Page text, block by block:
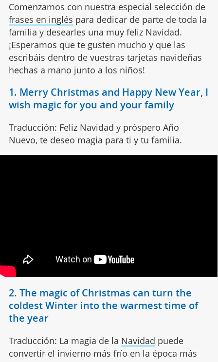
Comenzamos con nuestra especial selección de
frases en inglés para dedicar de parte de toda la
familia y desearles una muy feliz Navidad.
¡Esperamos que te gusten mucho y que las
escribáis dentro de vuestras tarjetas navideñas
hechas a mano junto a los niños!
1. Merry Christmas and Happy New Year, I
wish magic for you and your family
Traducción: Feliz Navidad y próspero Año
Nuevo, te deseo magia para ti y tu familia.
2. The magic of Christmas can turn the
coldest Winter into the warmest time of
the year
Traducción: La magia de la Navidad puede
convertir el invierno más frío en la época más